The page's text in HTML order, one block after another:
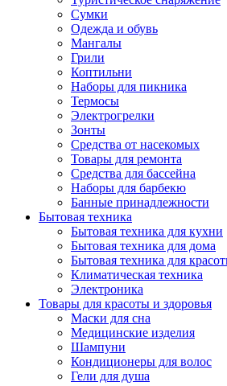
Сумки
Одежда и обувь
Мангалы
Грили
Коптильни
Наборы для пикника
Термосы
Электрогрелки
Зонты
Средства от насекомых
Товары для ремонта
Средства для бассейна
Наборы для барбекю
Банные принадлежности
Бытовая техника
Бытовая техника для кухни
Бытовая техника для дома
Бытовая техника для
Климатическая техника
Электроника
Товары для красоты и здоровья
Маски для сна
Медицинские изделия
Шампуни
Кондиционеры для волос
Гели для душа